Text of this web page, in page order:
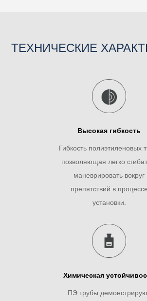
ТЕХНИЧЕСКИЕ
Высокая гибкость
Гибкость полиэтиленовых
позволяющая легко
маневрировать вокруг
препятствий в процессе
установки.
Химическая
ПЭ трубы